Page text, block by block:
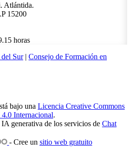
Atlántida.
15200
horas
Sur| Consejo de Formación en
bajo una Licencia Creative Commons
Internacional.
generativa de los servicios de Chat
- Cree un sitio web gratuito